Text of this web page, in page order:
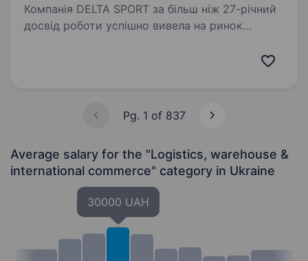
Компанія DELTA SPORT за більш ніж 27-річний
досвід роботи успішно вивела на ринок
Pg. 1 of 837
Average salary for the "Logistics, warehouse &
international commerce" category in Ukraine
30000 UAH